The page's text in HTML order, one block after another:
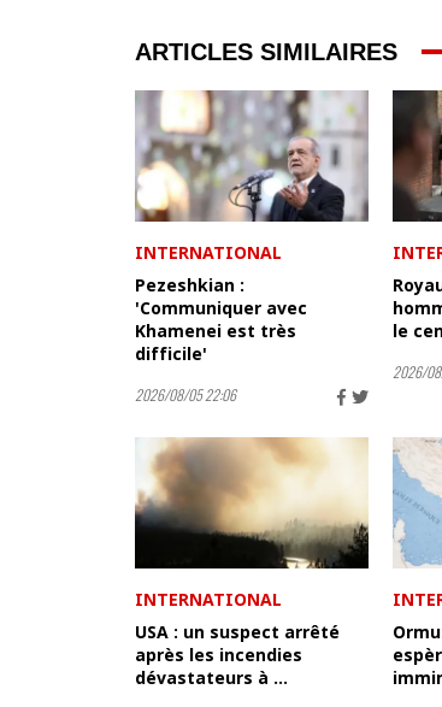
ARTICLES SIMILAIRES
INTERNATIONAL
Pezeshkian :
'Communiquer avec
Khamenei est très
difficile'
2026/08/05 22:06
le
2026/
INTERNATIONAL
USA : un suspect arrêté
après les incendies
dévastateurs à ...